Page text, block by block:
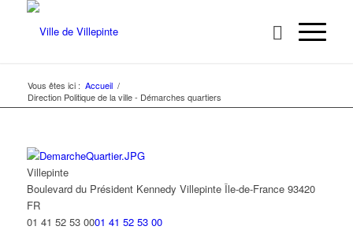
Vous êtes ici : Accueil /
Direction Politique de la ville - Démarches quartiers
Villepinte
Boulevard du Président Kennedy Villepinte Île-de-France 93420
FR
01 41 52 53 0001 41 52 53 00